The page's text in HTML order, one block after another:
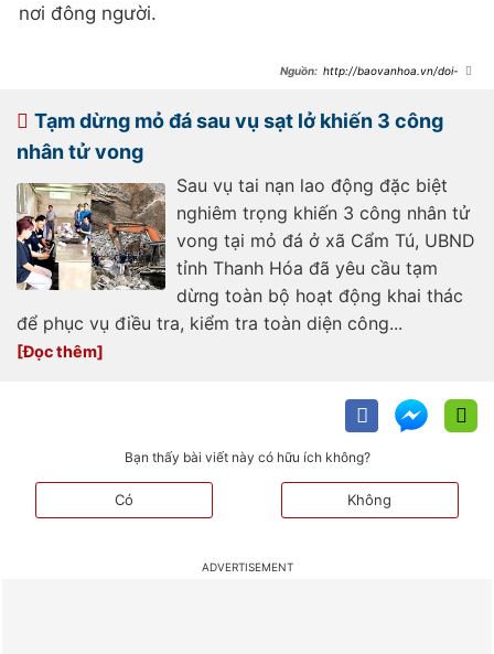
nơi đông người.
http://baovanhoa.vn/doi-
nhan-tu-vong-234540.html
Tạm dừng mỏ đá sau vụ sạt lở khiến 3 công
nhân tử vong
Sau vụ tai nạn lao động đặc biệt
nghiêm trọng khiến 3 công nhân tử
vong tại mỏ đá ở xã Cẩm Tú, UBND
tỉnh Thanh Hóa đã yêu cầu tạm
dừng toàn bộ hoạt động khai thác
để phục vụ điều tra, kiểm tra toàn diện công...
Bạn thấy bài viết này có hữu ích không?
Có Không